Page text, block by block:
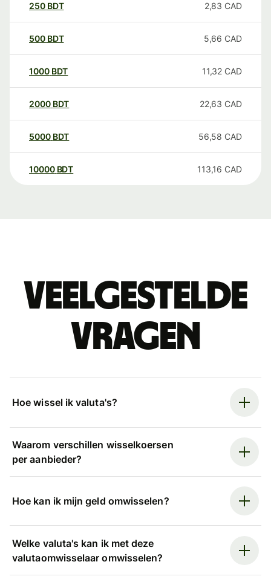
250 BDT 2,83 CAD
500 BDT 5,66 CAD
1000 BDT 11,32 CAD
2000 BDT 22,63 CAD
5000 BDT 56,58 CAD
10000 BDT 113,16 CAD
Veelgestelde
vragen
Hoe wissel ik valuta's?
Waarom verschillen wisselkoersen
per aanbieder?
Hoe kan ik mijn geld omwisselen?
Welke valuta's kan ik met deze
valutaomwisselaar omwisselen?